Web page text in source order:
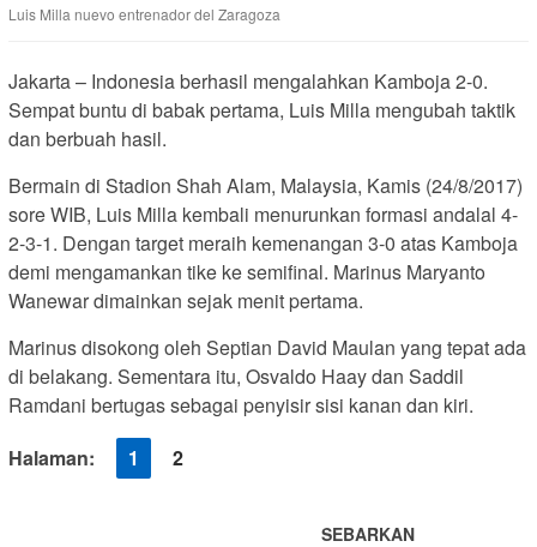
Luis Milla nuevo entrenador del Zaragoza
Jakarta – Indonesia berhasil mengalahkan Kamboja 2-0.
Sempat buntu di babak pertama, Luis Milla mengubah taktik
dan berbuah hasil.
Bermain di Stadion Shah Alam, Malaysia, Kamis (24/8/2017)
sore WIB, Luis Milla kembali menurunkan formasi andalal 4-
2-3-1. Dengan target meraih kemenangan 3-0 atas Kamboja
demi mengamankan tike ke semifinal. Marinus Maryanto
Wanewar dimainkan sejak menit pertama.
Marinus disokong oleh Septian David Maulan yang tepat ada
di belakang. Sementara itu, Osvaldo Haay dan Saddil
Ramdani bertugas sebagai penyisir sisi kanan dan kiri.
Halaman:
1 2
SEBARKAN